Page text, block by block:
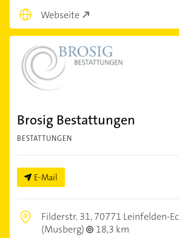
Webseite
Brosig Bestattungen
BESTATTUNGEN
E-Mail
Filderstr. 31,70771 Leinfelden-
(Musberg)
18,3 km